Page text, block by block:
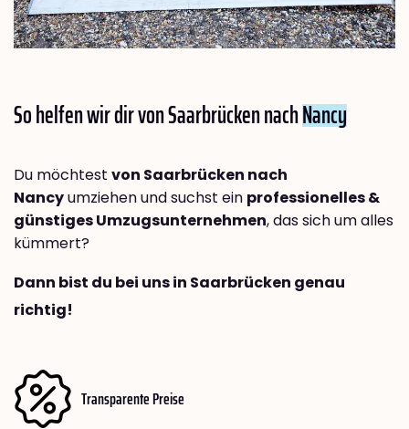
So helfen wir dir von Saarbrücken nachNancy
Du möchtest von Saarbrücken nach
Nancyumziehen und suchst ein professionelles &
günstiges Umzugsunternehmen, das sich um alles
kümmert?
Dann bist du bei uns in Saarbrücken genau
richtig!
Transparente Preise